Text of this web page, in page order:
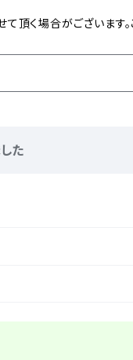
頂く場合がございます
た